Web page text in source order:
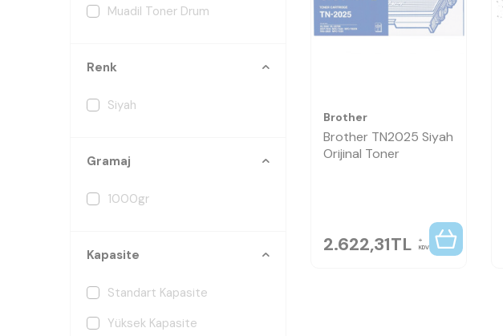
Muadil Toner Drum
Renk
Siyah
Gramaj
1000gr
Kapasite
Standart Kapasite
Yüksek Kapasite
Brother
Brother TN2025 Siyah
Orijinal Toner
2.622,31TL KDV